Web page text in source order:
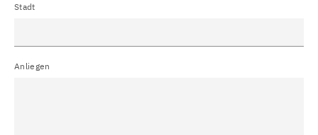
Stadt
Anliegen